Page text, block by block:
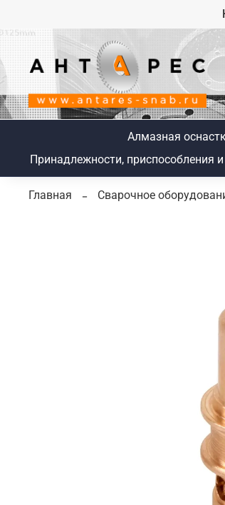
Алмазная
Принадлежности, приспособления
Главная Сварочное